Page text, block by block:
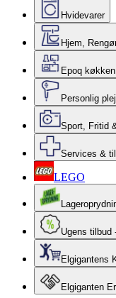
Hvidevarer
Hjem,
Epoq
Personlig
Sport, Fritid
Services &
LEGO
Ugens tilbud
Elgigantens
Elgiganten